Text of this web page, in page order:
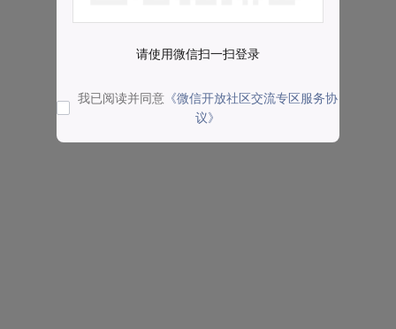
请使用微信扫一扫登录
我已阅读并同意 《微信开放社区交流专区服务协
议》